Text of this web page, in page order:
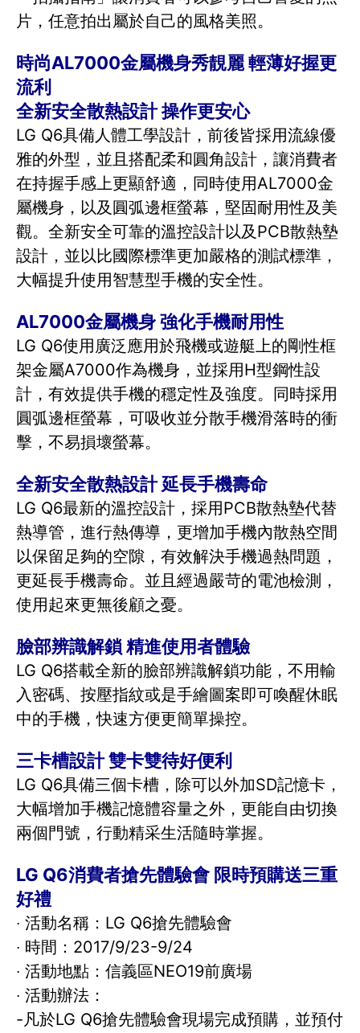
片，任意拍出屬於自己的風格美照。
時尚AL7000金屬機身秀靚麗 輕薄好握更
流利
全新安全散熱設計 操作更安心
LG Q6具備人體工學設計，前後皆採用流線優
雅的外型，並且搭配柔和圓角設計，讓消費者
在持握手感上更顯舒適，同時使用AL7000金
屬機身，以及圓弧邊框螢幕，堅固耐用性及美
觀。全新安全可靠的溫控設計以及PCB散熱墊
設計，並以比國際標準更加嚴格的測試標準，
大幅提升使用智慧型手機的安全性。
AL7000金屬機身 強化手機耐用性
LG Q6使用廣泛應用於飛機或遊艇上的剛性框
架金屬A7000作為機身，並採用H型鋼性設
計，有效提供手機的穩定性及強度。同時採用
圓弧邊框螢幕，可吸收並分散手機滑落時的衝
擊，不易損壞螢幕。
全新安全散熱設計 延長手機壽命
LG Q6最新的溫控設計，採用PCB散熱墊代替
熱導管，進行熱傳導，更增加手機內散熱空間
以保留足夠的空隙，有效解決手機過熱問題，
更延長手機壽命。並且經過嚴苛的電池檢測，
使用起來更無後顧之憂。
臉部辨識解鎖 精進使用者體驗
LG Q6搭載全新的臉部辨識解鎖功能，不用輸
入密碼、按壓指紋或是手繪圖案即可喚醒休眠
中的手機，快速方便更簡單操控。
三卡槽設計 雙卡雙待好便利
LG Q6具備三個卡槽，除可以外加SD記憶卡，
大幅增加手機記憶體容量之外，更能自由切換
兩個門號，行動精采生活隨時掌握。
LG Q6消費者搶先體驗會 限時預購送三重
好禮
‧ 活動名稱：LG Q6搶先體驗會
‧ 時間：2017/9/23-9/24
‧ 活動地點：信義區NEO19前廣場
‧ 活動辦法：
-凡於LG Q6搶先體驗會現場完成預購，並預付